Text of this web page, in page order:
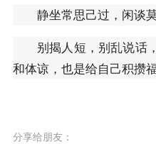
静坐常思己过，闲谈
别揭人短，别乱说话
和体谅，也是给自己积攒福
分享给朋友：